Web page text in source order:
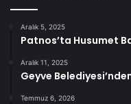
Aralık 5, 2025
Patnos’ta Husumet
Aralık 11, 2025
Geyve
Temmuz 6, 2026